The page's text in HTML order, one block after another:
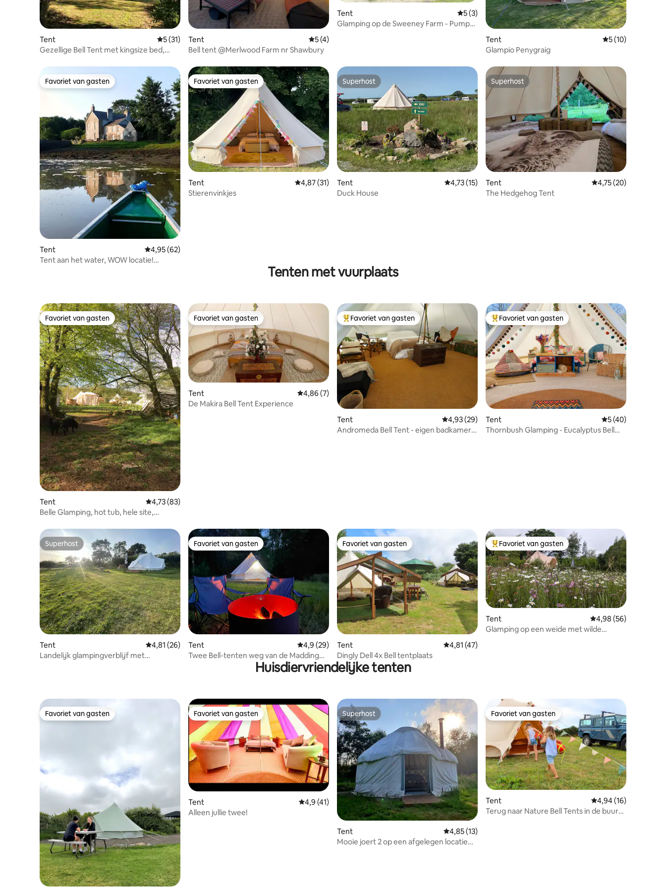
Tent Gemiddelde beoordeling van 5 op 5, 31 recensies
5 (31)
Gezellige Bell Tent met kingsize bed,
Tent Gemiddelde beoordeling van 5 op 5, 4 recensies
5 (4)
Bell tent @Merlwood Farm nr Shawbury
Tent Gemiddelde beoordeling van 5 op 5, 3 recensies
5 (3)
Glamping op de Sweeney Farm - Pump
Tent Gemiddelde
5 (10)
Glampio Penygraig
Favoriet van gasten
Favoriet van gasten
Tent Gemiddelde beoordeling van 4,95 op 5, 62 recensies
4,95 (62)
Tent aan het water, WOW locatie!
Favoriet van gasten
Favoriet van gasten
Tent Gemiddelde beoordeling van 4,87 op 5, 31 recensies
4,87 (31)
Stierenvinkjes
Superhost
Superhost
Tent Gemiddelde beoordeling van 4,73 op 5, 15 recensies
4,73 (15)
Duck House
Superhost
Superhost
Tent Gemiddelde
4,75 (20)
The Hedgehog Tent
Tenten met vuurplaats
Favoriet van gasten
Favoriet van gasten
Tent Gemiddelde beoordeling van 4,73 op 5, 83 recensies
4,73 (83)
Belle Glamping, hot tub, hele site,
Favoriet van gasten
Favoriet van gasten
Tent Gemiddelde beoordeling van 4,86 op 5, 7 recensies
4,86 (7)
De Makira Bell Tent Experience
Topfavoriet van gasten
Favoriet van gasten
Tent Gemiddelde beoordeling van 4,93 op 5, 29 recensies
4,93 (29)
Andromeda Bell Tent - eigen badkamer
Topfavoriet van gasten
Favoriet van gasten
Tent Gemiddelde
5 (40)
Thornbush Glamping - Eucalyptus Bell
Superhost
Superhost
Tent Gemiddelde beoordeling van 4,81 op 5, 26 recensies
4,81 (26)
Landelijk glampingverblijf met
Favoriet van gasten
Favoriet van gasten
Tent Gemiddelde beoordeling van 4,9 op 5, 29 recensies
4,9 (29)
Twee Bell-tenten weg van de Madding
Favoriet van gasten
Favoriet van gasten
Tent Gemiddelde beoordeling van 4,81 op 5, 47 recensies
4,81 (47)
Dingly Dell 4x Bell tentplaats
Topfavoriet van gasten
Favoriet van gasten
Tent Gemiddelde
4,98 (56)
Glamping op een weide met wilde
Huisdiervriendelijke tenten
Favoriet van gasten
Favoriet van gasten Favoriet van gasten
Favoriet van gasten
Tent Gemiddelde beoordeling van 4,9 op 5, 41 recensies
4,9 (41)
Alleen jullie twee!
Superhost
Superhost
Tent Gemiddelde beoordeling van 4,85 op 5, 13 recensies
4,85 (13)
Mooie joert 2 op een afgelegen locatie
Favoriet van gasten
Favoriet van gasten
Tent Gemiddelde
4,94 (16)
Terug naar Nature Bell Tents in de buurt